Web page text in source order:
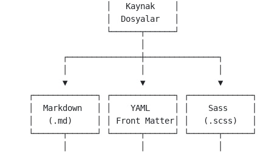
                    │   Kaynak    │
                    │  Dosyalar   │
                    └──────┬──────┘
           ┌───────────────┼───────────────┐
           ▼               ▼               ▼
    ┌─────────────┐ ┌─────────────┐ ┌─────────────┐
    │  Markdown   │ │    YAML     │ │    Sass     │
    │   (.md)     │ │ Front Matter│ │   (.scss)   │
    └──────┬──────┘ └──────┬──────┘ └──────┬──────┘